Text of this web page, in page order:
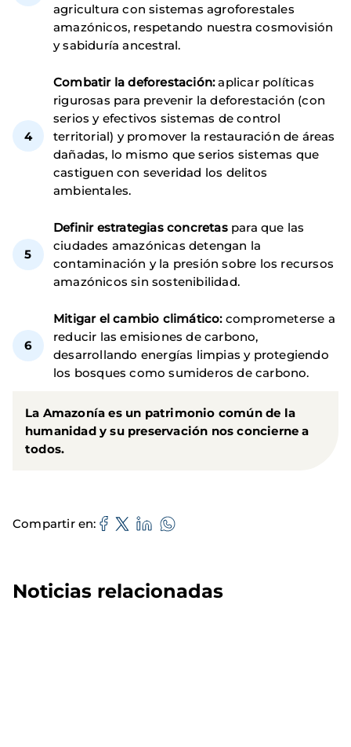
agricultura con sistemas agroforestales
amazónicos, respetando nuestra cosmovisión
y sabiduría ancestral.
Combatir la deforestación:aplicar políticas
rigurosas para prevenir la deforestación (con
serios y efectivos sistemas de control
territorial) y promover la restauración de áreas
dañadas, lo mismo que serios sistemas que
castiguen con severidad los delitos
ambientales.
Definir estrategias concretaspara que las
ciudades amazónicas detengan la
contaminación y la presión sobre los recursos
amazónicos sin sostenibilidad.
Mitigar el cambio climático:comprometerse a
reducir las emisiones de carbono,
desarrollando energías limpias y protegiendo
los bosques como sumideros de carbono.
La Amazonía es un patrimonio común de la
humanidad y su preservación nos concierne a
todos.
Compartir en
Noticias relacionadas